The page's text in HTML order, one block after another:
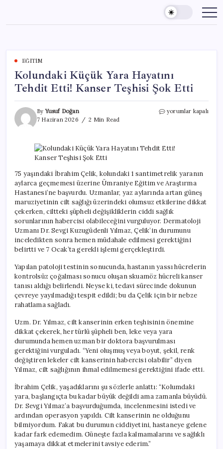
content
EĞITIM
Kolundaki Küçük Yara Hayatını
Tehdit Etti! Kanser Teşhisi Şok Etti
ByYusuf Doğan
7 Haziran 2026
2 Min Read
Kolundaki
Tehdit
Etti!
Teşhisi
Şok
Etti
için
yorumlar kapalı
75 yaşındaki İbrahim Çelik, kolundaki 1 santimetrelik yaranın
aylarca geçmemesi üzerine Ümraniye Eğitim ve Araştırma
Hastanesi’ne başvurdu. Uzmanlar, yaz aylarında artan güneş
maruziyetinin cilt sağlığı üzerindeki olumsuz etkilerine dikkat
çekerken, ciltteki şüpheli değişikliklerin ciddi sağlık
sorunlarının habercisi olabileceğini vurguluyor. Dermatoloji
Uzmanı Dr. Sevgi Kuzugüdenli Yılmaz, Çelik’in durumunu
inceledikten sonra hemen müdahale edilmesi gerektiğini
belirtti ve 7 Ocak’ta gerekli işlemi gerçekleştirdi.
Yapılan patoloji testinin sonucunda, hastanın yassı hücrelerin
kontrolsüz çoğalması sonucu oluşan skuamöz hücreli kanser
tanısı aldığı belirlendi. Neyse ki, tedavi sürecinde dokunun
çevreye yayılmadığı tespit edildi; bu da Çelik için bir nebze
rahatlama sağladı.
Uzm. Dr. Yılmaz, cilt kanserinin erken teşhisinin önemine
dikkat çekerek, her türlü şüpheli ben, leke veya yara
durumunda hemen uzman bir doktora başvurulması
gerektiğini vurguladı. “Yeni oluşmuş veya boyut, şekil, renk
değiştiren lekeler cilt kanserinin habercisi olabilir” diyen
Yılmaz, cilt sağlığının ihmal edilmemesi gerektiğini ifade etti.
İbrahim Çelik, yaşadıklarını şu sözlerle anlattı: “Kolumdaki
yara, başlangıçta bu kadar büyük değildi ama zamanla büyüdü.
Dr. Sevgi Yılmaz’a başvurduğumda, incelenmesini istedi ve
ardından operasyon yapıldı. Cilt kanserinin ne olduğunu
bilmiyordum. Fakat bu durumun ciddiyetini, hastaneye gelene
kadar fark edemedim. Güneşte fazla kalmamalarını ve sağlıklı
yaşamaya dikkat etmelerini tavsiye ederim.”